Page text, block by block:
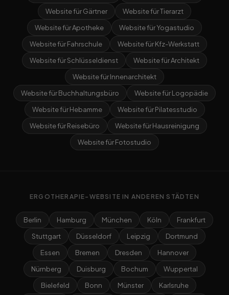
Website für Gärtner
Website für Tierarzt
Website für Apotheke
Website für Yogastudio
Website für Fahrschule
Website für Kfz-Werkstatt
Website für Schlüsseldienst
Website für Architekt
Website für Innenarchitekt
Website für Buchhaltungsbüro
Website für Logopädie
Website für Hebamme
Website für Pilatesstudio
Website für Reisebüro
Website für Hausreinigung
Website für Fotostudio
ERGOTHERAPIE-WEBSITE IN ANDEREN STÄDTEN
Berlin Hamburg München Köln
Frankfurt
Stuttgart
Düsseldorf Leipzig
Dortmund
Essen
Bremen Dresden
Hannover
Nürnberg
Duisburg Bochum
Wuppertal
Bielefeld
Bonn Münster Karlsruhe